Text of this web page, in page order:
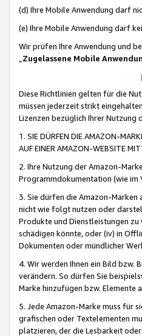
(d) Ihre Mobile Anwendung darf
(e) Ihre Mobile Anwendung darf
Wir prüfen Ihre Anwendung und
„Zugelassene Mobile
Diese Richtlinien gelten für die
müssen jederzeit strikt
Lizenzen bezüglich Ihrer Nutzung
1. SIE DÜRFEN DIE AMAZON-
AUF EINER AMAZON-WEBSITE
2. Ihre Nutzung der Amazon-
Programmdokumentation (wie im
3. Sie dürfen die Amazon-
nicht wie folgt nutzen oder
Produkte und Dienstleistungen zu
schädigen könnte, oder (iv) in
Dokumenten oder mündlicher
4. Wir werden Ihnen ein Bild bzw.
verändern. So dürfen Sie
Marke hinzufügen bzw. Elemente
5. Jede Amazon-Marke muss für
grafischen oder Textelementen
platzieren, der die Lesbarkeit